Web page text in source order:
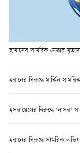
হামাসের সামরিক নেতার
ইরানের বিরুদ্ধে মার্কিন
ইসরায়েলের বিরুদ্ধে ‘নাসর’
ইরানের বিরুদ্ধে সামরিক